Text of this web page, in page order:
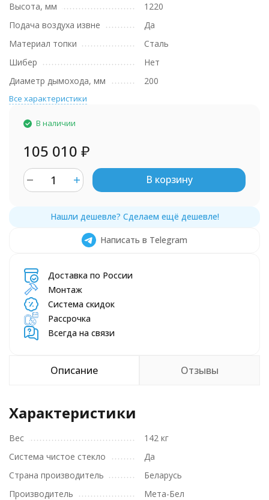
Высота, мм
1220
Подача воздуха извне
Да
Материал топки
Сталь
Шибер
Нет
Диаметр дымохода, мм
200
Все характеристики
В наличии
105 010 ₽
В корзину
Написать в Telegram
Доставка по России
Монтаж
Система скидок
Рассрочка
Всегда на связи
Описание Отзывы
Характеристики
Вес
142 кг
Система чистое стекло
Да
Страна производитель
Беларусь
Производитель
Мета-Бел